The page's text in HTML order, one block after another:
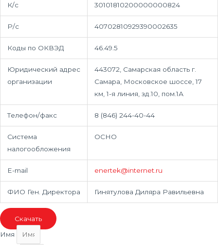
К/с 30101810200000000824
Р/с 40702810929390002635
Коды по ОКВЭД 46.49.5
Юридический адрес
организации
443072, Самарская область г.
Самара, Московское шоссе, 17
км, 1-я линия, зд.10, пом.1А
Телефон/факс 8 (846) 244-40-44
Система
налогообложения
ОСНО
E-mail enertek@internet.ru
ФИО Ген. Директора Гинятулова Диляра Равильевна
Скачать
Имя